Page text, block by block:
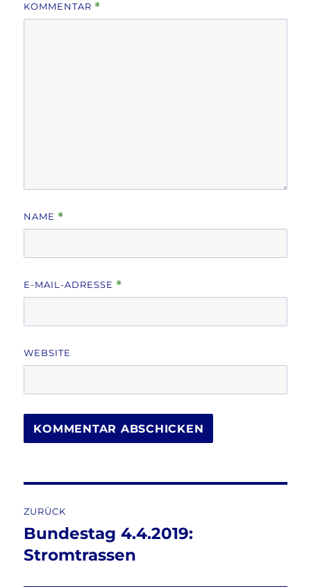
KOMMENTAR *
NAME *
E-MAIL-ADRESSE *
WEBSITE
ZURÜCK
Vorheriger
Beitrag:
Bundestag 4.4.2019:
Stromtrassen